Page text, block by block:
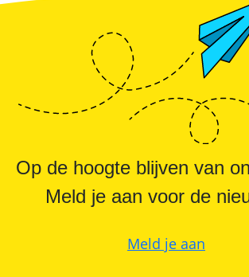
Op de hoogte blijven van
Meld je aan voor de
Meld je aan